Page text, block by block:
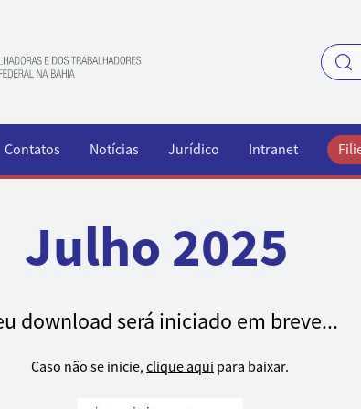
Contatos Notícias Jurídico Intranet
Julho 2025
download será iniciado em breve...
Caso não se inicie, clique aqui para baixar.